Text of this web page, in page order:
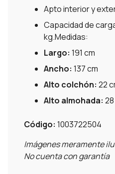
Apto interior y
Capacidad de
kg.Medidas:
Largo: 191 cm
Ancho: 137 cm
Alto colchón: 22
Alto almohada:
Código: 1003722504
Imágenes meramente
No cuenta con garantía